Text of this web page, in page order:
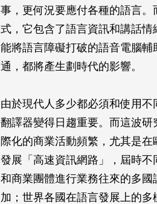
事，更何況要應付各種的語言
式，它包含了語言資訊和講話
能將語言障礙打破的語音電腦
通，都將產生劃時代的影響。
由於現代人多少都必須和使用
翻譯器變得日趨重要。而這波
際化的商業活動頻繁，尤其是
發展「高速資訊網路」，屆時
和商業團體進行業務往來的多
加；世界各國在語言發展上的